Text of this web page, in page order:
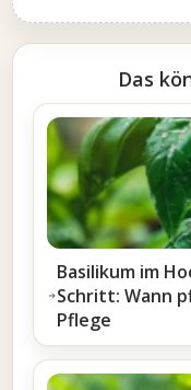
Das
Basilikum im
Schritt: Wann
Pflege